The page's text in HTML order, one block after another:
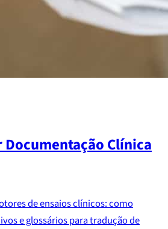
Documentação Clínica
de ensaios clínicos: como
e glossários para tradução de